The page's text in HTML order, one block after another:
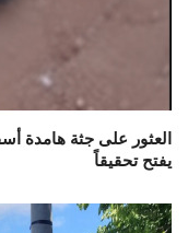
العثور على جثة هامدة
يفتح تحقيقاً